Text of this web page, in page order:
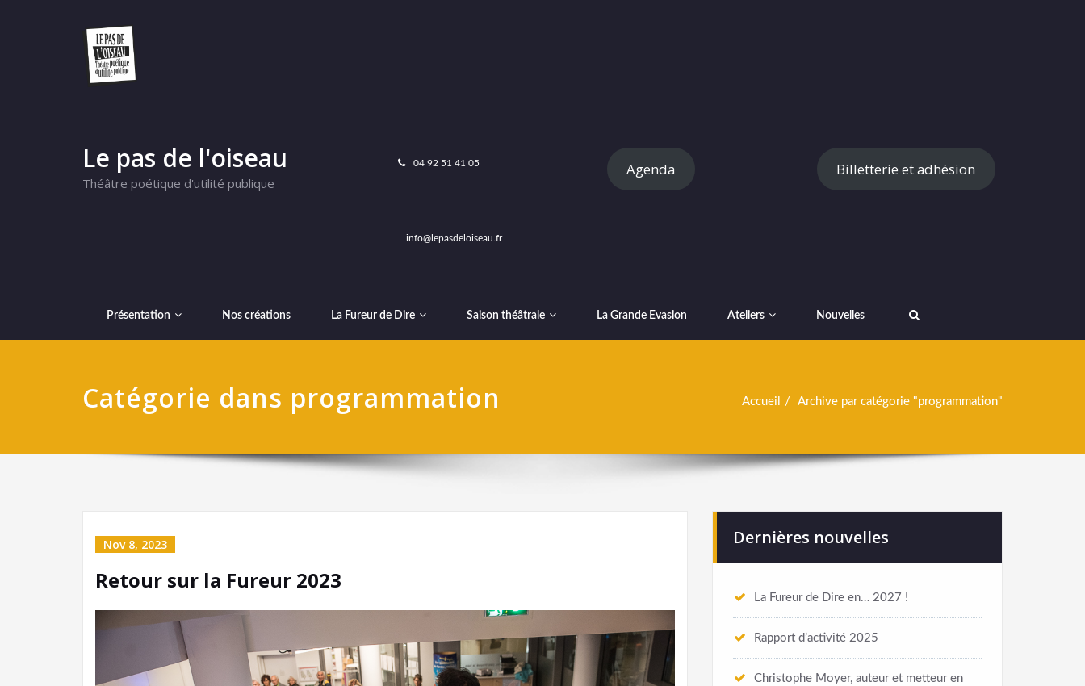
Le pas de l'oiseau
Théâtre poétique d'utilité publique
04 92 51 41 05 Agenda Billetterie et adhésion
info@lepasdeloiseau.fr
Présentation Nos créations La Fureur de Dire Saison théâtrale La Grande Evasion Ateliers Nouvelles
Catégorie dans programmation Accueil Archive par catégorie "programmation"
Nov 8, 2023
Retour sur la Fureur 2023
Dernières nouvelles
La Fureur de Dire en… 2027 !
Rapport d’activité 2025
Christophe Moyer, auteur et metteur en